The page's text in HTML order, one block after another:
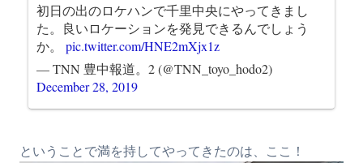
初日の出のロケハンで千里中央にやってきまし
た。良いロケーションを発見できるんでしょう
か。 pic.twitter.com/HNE2mXjx1z
— TNN 豊中報道。2 (@TNN_toyo_hodo2)
December 28, 2019
ということで満を持してやってきたのは、ここ！